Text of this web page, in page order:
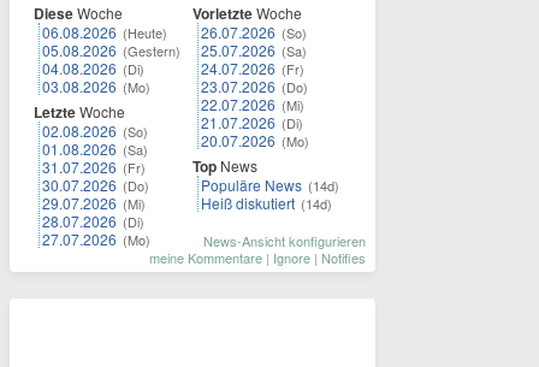
DieseWoche
06.08.2026 (Heute)
05.08.2026 (Gestern)
04.08.2026 (Di)
03.08.2026 (Mo)
LetzteWoche
02.08.2026 (So)
01.08.2026 (Sa)
31.07.2026 (Fr)
30.07.2026 (Do)
29.07.2026 (Mi)
28.07.2026 (Di)
27.07.2026 (Mo)
VorletzteWoche
26.07.2026 (So)
25.07.2026 (Sa)
24.07.2026 (Fr)
23.07.2026 (Do)
22.07.2026 (Mi)
21.07.2026 (Di)
20.07.2026 (Mo)
Top News
Populäre News (14d)
Heiß diskutiert (14d)
News-Ansicht konfigurieren
meine Kommentare | Ignore | Notifies